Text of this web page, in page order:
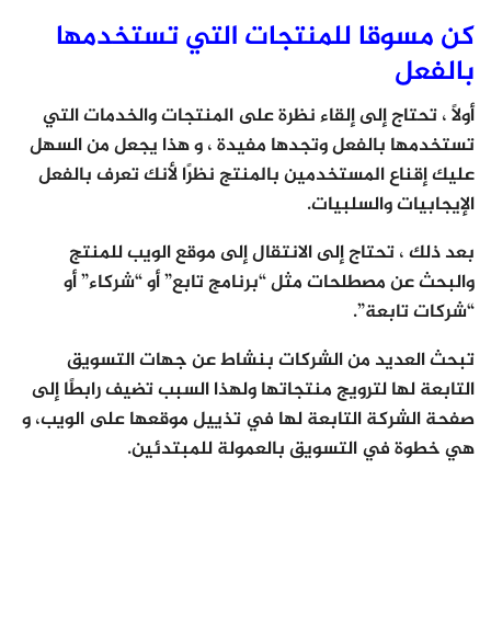
كن مسوقا للمنتجات التي تستخدمها
بالفعل
أولاً ، تحتاج إلى إلقاء نظرة على المنتجات والخدمات التي
تستخدمها بالفعل وتجدها مفيدة ، و هذا يجعل من السهل
عليك إقناع المستخدمين بالمنتج نظرًا لأنك تعرف بالفعل
الإيجابيات والسلبيات.
بعد ذلك ، تحتاج إلى الانتقال إلى موقع الويب للمنتج
والبحث عن مصطلحات مثل “برنامج تابع” أو “شركاء” أو
“شركات تابعة”.
تبحث العديد من الشركات بنشاط عن جهات التسويق
التابعة لها لترويج منتجاتها ولهذا السبب تضيف رابطًا إلى
صفحة الشركة التابعة لها في تذييل موقعها على الويب، و
هي خطوة في التسويق بالعمولة للمبتدئين.